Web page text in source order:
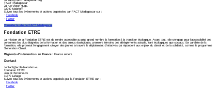
FACT Madagascar
28 rue Victor Hugo,
92240 Malakoff
Suivez tous les événements et actions organisées par FACT Madagascar sur :
⸱
Facebook
⸱ Twitter
Consulter le site de FACT Madagascar
Fondation ETRE
La mission de la Fondation ETRE est de rendre accessible au plus grand nombre la formation à la transition écologique. Avant tout, elle s’engage pour l’accessibilité des
personnes les plus éloignées de la formation et des enjeux écologiques, premiers témoins des dérèglements actuels, tant écologiques que sociaux. En parallèle de la
formation, elle promeut l’engagement citoyen des jeunes à travers le déploiement d’initiatives qui répondent aux enjeux du climat et de la solidarité, comme le programme
Génération Climat.
Région/s d'intervention en France : France entière
Contact
contact@ecole-transition.eu
Fondation ETRE
Lieu dit Bordeneuve
31370 Lahage
Suivez tous les événements et actions organisés par la Fondation ETRE sur :
⸱ Facebook
⸱ Twitter